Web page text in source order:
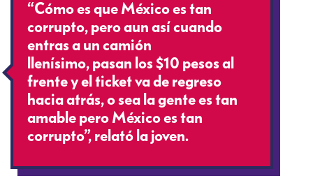
“Cómo es que México es tan
corrupto, pero aun así cuando
entras a un camión
llenísimo, pasan los $10 pesos al
frente y el ticket va de regreso
hacia atrás, o sea la gente es tan
amable pero México es tan
corrupto”, relató la joven.